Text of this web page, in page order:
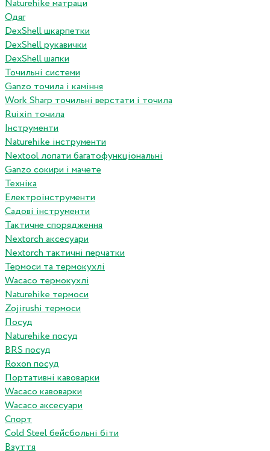
Naturehike матраци
Одяг
DexShell шкарпетки
DexShell рукавички
DexShell шапки
Точильні системи
Ganzo точила і каміння
Work Sharp точильні верстати і точила
Ruixin точила
Інструменти
Naturehike інструменти
Nextool лопати багатофункціональні
Ganzo сокири і мачете
Техніка
Електроінструменти
Садові інструменти
Тактичне спорядження
Nextorch аксесуари
Nextorch тактичні перчатки
Термоси та термокухлі
Wacaco термокухлі
Naturehike термоси
Zojirushi термоси
Посуд
Naturehike посуд
BRS посуд
Roxon посуд
Портативні кавоварки
Wacaco кавоварки
Wacaco аксесуари
Спорт
Cold Steel бейсбольні біти
Взуття